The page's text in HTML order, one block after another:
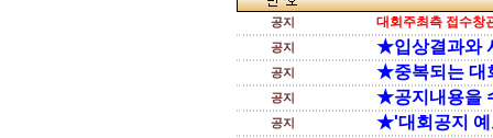
공지 대회주최측 접수창
공지 ★입상결과와
공지 ★중복되는 대
공지 ★공지내용을
공지 ★'대회공지 예